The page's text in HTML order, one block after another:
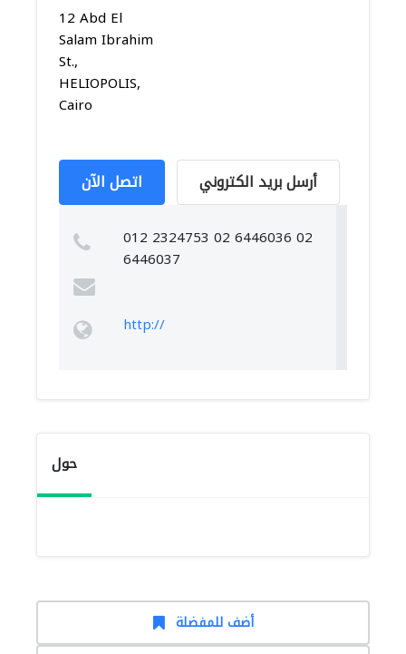
12 Abd El
Salam Ibrahim
St.,
HELIOPOLIS,
Cairo
اتصل الآن أرسل بريد الكتروني
012 2324753 02 6446036 02
6446037
http://
حول
أضف للمفضلة